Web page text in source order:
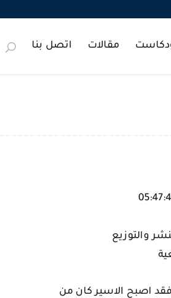
مقالات اتصل بنا
والتوزيع
اصبح الاسير كان من